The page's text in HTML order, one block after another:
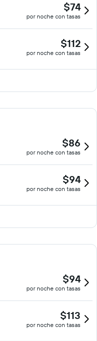
$74
por noche con tasas
$112
por noche con tasas
$86
por noche con tasas
$94
por noche con tasas
$94
por noche con tasas
$113
por noche con tasas